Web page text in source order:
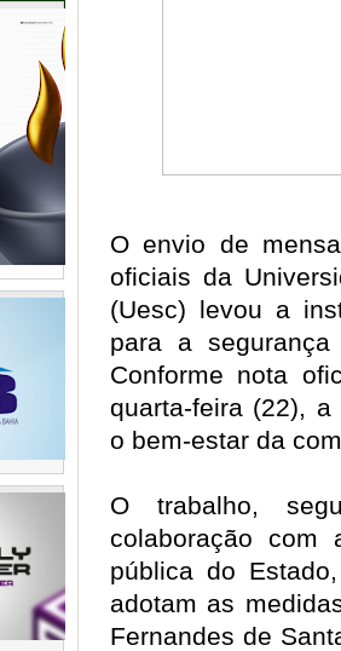
O envio de
oficiais da
(Uesc) levou a
para a
Conforme nota
quarta-feira (22),
o bem-estar da
O trabalho,
colaboração com
pública do
adotam as
Fernandes de